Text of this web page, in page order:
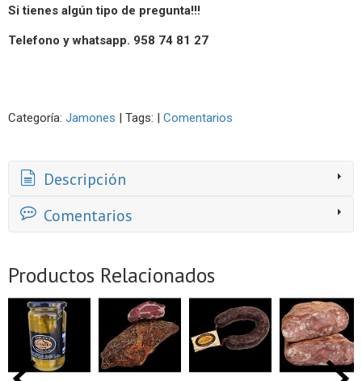
Si tienes algún tipo de pregunta!!!
Telefono y whatsapp. 958 74 81 27
Categoría: Jamones | Tags: | Comentarios
Descripción
Comentarios
Productos Relacionados